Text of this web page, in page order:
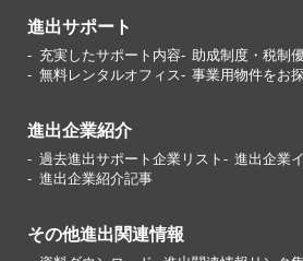
進出サポート
充実したサポート内容
助成制度・税制
無料レンタルオフィス
事業用物件をお
進出企業紹介
過去進出サポート企業リスト
進出企業
進出企業紹介記事
その他進出関連情報